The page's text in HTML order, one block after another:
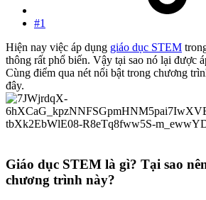
#1
Hiện nay việc áp dụng giáo dục STEM
thông rất phổ biến. Vậy tại sao nó lại được
Cùng điểm qua nét nổi bật trong chương
đây.
Giáo dục STEM là gì? Tại sao
chương trình này?​